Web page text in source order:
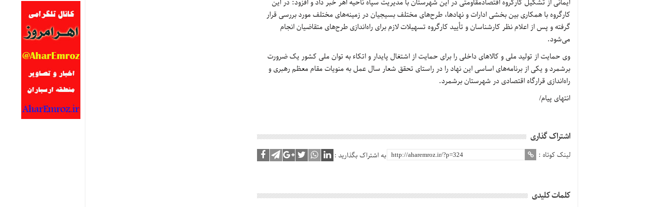
ایمانی از تشکیل کارگروه اقتصادمقاومتی در این شهرستان با مدیریت سپاه ناحیه اهر خبر داد و افزود: در این
کارگروه با همکاری بین بخشی ادارات و نهادها، طرح‌های مختلف بسیجیان در زمینه‌های مختلف مورد بررسی قرار
گرفته و پس از اعلام نظر کارشناسان و تأیید کارگروه تسهیلات لازم برای راه‌اندازی طرح‌های متقاضیان انجام
می‌شود.
وی حمایت از تولید ملی و کالاهای داخلی را برای حمایت از اشتغال پایدار و اتکاء به توان ملی کشور یک ضرورت
برشمرد و یکی از برنامه‌های اساسی این نهاد را در راستای تحقق شعار سال عمل به منویات مقام معظم رهبری و
راه‌اندازی قرارگاه اقتصادی در شهرستان برشمرد.
انتهای پیام/
اشتراک گذاری
لینک کوتاه : به اشتراک بگذارید :
کلمات کلیدی